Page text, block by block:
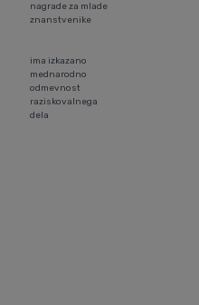
nagrade za mlade
znanstvenike
ima izkazano
mednarodno
odmevnost
raziskovalnega
dela